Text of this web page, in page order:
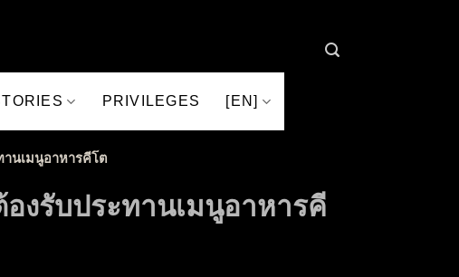
PRIVILEGES [EN]
านเมนูอาหารคีโต
งรับประทานเมนูอาหารคี